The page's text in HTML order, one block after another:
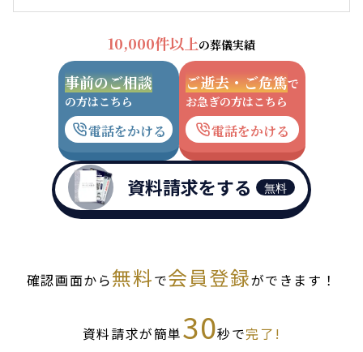
10,000件以上の葬儀実績
事前のご相談
の方はこちら
電話をかける
ご逝去・ご危篤で
お急ぎの方はこちら
電話をかける
資料請求をする 無料
確認画面から無料で会員登録ができます！
資料請求が簡単30秒で完了!